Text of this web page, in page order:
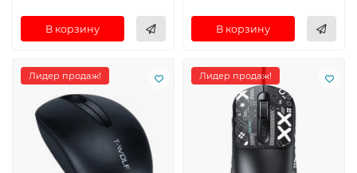
В корзину В корзину
Лидер продаж! Лидер продаж!